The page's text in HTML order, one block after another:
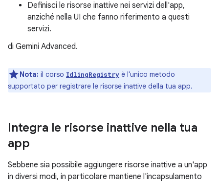
Definisci le risorse inattive nei servizi dell'app,
anziché nella UI che fanno riferimento a questi
servizi.
di Gemini Advanced.
Nota: il corso IdlingRegistry è l'unico metodo
supportato per registrare le risorse inattive della tua app.
Integra le risorse inattive nella tua
app
Sebbene sia possibile aggiungere risorse inattive a un'app
in diversi modi, in particolare mantiene l'incapsulamento